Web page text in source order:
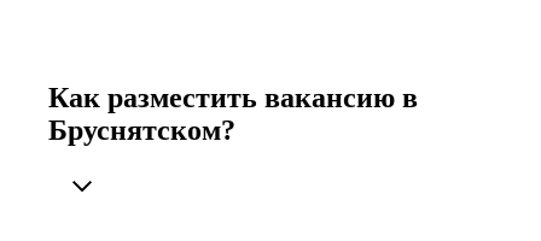
Как разместить вакансию в
Бруснятском?